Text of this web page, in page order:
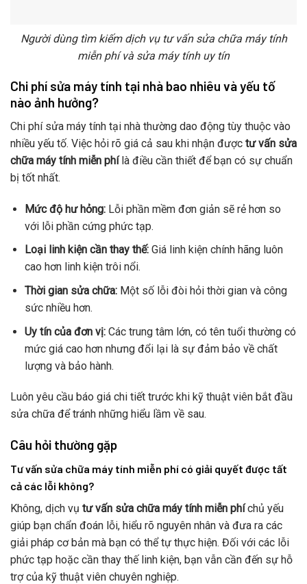
Người dùng tìm kiếm dịch vụ tư vấn sửa chữa máy tính
miễn phí và sửa máy tính uy tín
Chi phí sửa máy tính tại nhà bao nhiêu và yếu tố
nào ảnh hưởng?
Chi phí sửa máy tính tại nhà thường dao động tùy thuộc vào
nhiều yếu tố. Việc hỏi rõ giá cả sau khi nhận được tư vấn sửa
chữa máy tính miễn phílà điều cần thiết để bạn có sự chuẩn
bị tốt nhất.
Mức độ hư hỏng:Lỗi phần mềm đơn giản sẽ rẻ hơn so
với lỗi phần cứng phức tạp.
Loại linh kiện cần thay thế:Giá linh kiện chính hãng luôn
cao hơn linh kiện trôi nổi.
Thời gian sửa chữa:Một số lỗi đòi hỏi thời gian và công
sức nhiều hơn.
Uy tín của đơn vị:Các trung tâm lớn, có tên tuổi thường có
mức giá cao hơn nhưng đổi lại là sự đảm bảo về chất
lượng và bảo hành.
Luôn yêu cầu báo giá chi tiết trước khi kỹ thuật viên bắt đầu
sửa chữa để tránh những hiểu lầm về sau.
Câu hỏi thường gặp
Tư vấn sửa chữa máy tính miễn phí có giải quyết được tất
cả các lỗi không?
Không, dịch vụ tư vấn sửa chữa máy tính miễn phíchủ yếu
giúp bạn chẩn đoán lỗi, hiểu rõ nguyên nhân và đưa ra các
giải pháp cơ bản mà bạn có thể tự thực hiện. Đối với các lỗi
phức tạp hoặc cần thay thế linh kiện, bạn vẫn cần đến sự hỗ
trợ của kỹ thuật viên chuyên nghiệp.